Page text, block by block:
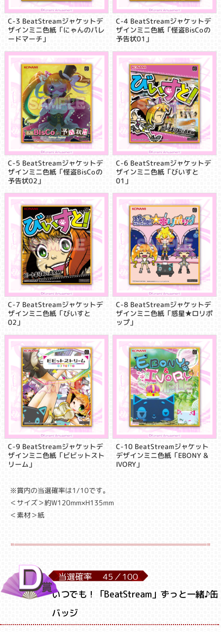
C-3 BeatStreamジャケットデ
ザインミニ色紙「にゃんのパレ
ードマーチ」
C-4 BeatStreamジャケットデ
ザインミニ色紙「怪盗BisCoの
予告状01」
C-5 BeatStreamジャケットデ
ザインミニ色紙「怪盗BisCoの
予告状02」
C-6 BeatStreamジャケットデ
ザインミニ色紙「びいすと
01」
C-7 BeatStreamジャケットデ
ザインミニ色紙「びいすと
02」
C-8 BeatStreamジャケットデ
ザインミニ色紙「惑星★ロリポ
ップ」
C-9 BeatStreamジャケットデ
ザインミニ色紙「ビビットスト
リーム」
C-10 BeatStreamジャケット
デザインミニ色紙「EBONY &
IVORY」
※賞内の当選確率は1/10です。
＜サイズ＞約W120mm×H135mm
＜素材＞紙
当選確率 45／100
いつでも！「BeatStream」ずっと一緒♪缶
バッジ